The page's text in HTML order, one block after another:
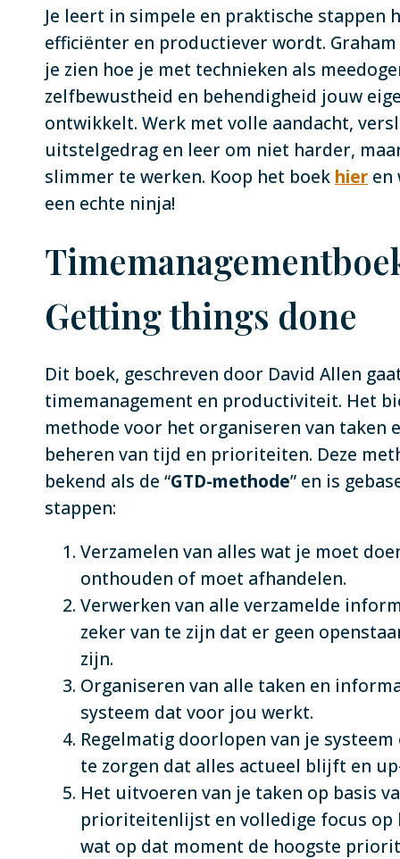
Je leert in simpele en praktische stappen
efficiënter en productiever wordt.
je zien hoe je met technieken als
zelfbewustheid en behendigheid jouw
ontwikkelt. Werk met volle aandacht,
uitstelgedrag en leer om niet harder,
slimmer te werken. Koop het boek hier en
een echte ninja!
Getting things done
Dit boek, geschreven door David Allen
timemanagement en productiviteit. Het
methode voor het organiseren van taken
beheren van tijd en prioriteiten. Deze
bekend als de “GTD-methode” en is
stappen:
Verzamelen van alles wat je moet
onthouden of moet afhandelen.
Verwerken van alle verzamelde
zeker van te zijn dat er geen
zijn.
Organiseren van alle taken en
systeem dat voor jou werkt.
Regelmatig doorlopen van je
te zorgen dat alles actueel blijft en
Het uitvoeren van je taken op basis
prioriteitenlijst en volledige focus op
wat op dat moment de hoogste